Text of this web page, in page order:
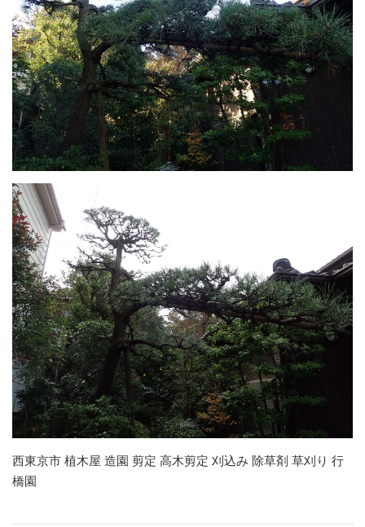
西東京市 植木屋 造園 剪定 高木剪定 刈込み 除草剤 草刈り 行
橋園